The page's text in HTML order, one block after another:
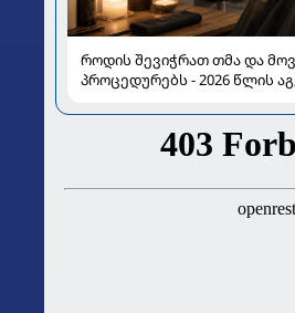
როდის შევიჭრათ თმა და
პროცედურებს - 2026 წლის